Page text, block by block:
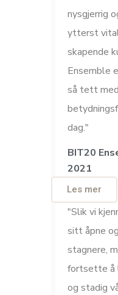
nysgjerrig
ytterst
skapende
Ensemble
så tett
dag."
BIT20
2021
Les mer
"Slik vi
sitt åpne
stagnere,
fortsette å
og stadig